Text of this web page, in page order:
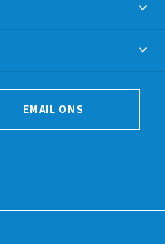
EMAIL ONS